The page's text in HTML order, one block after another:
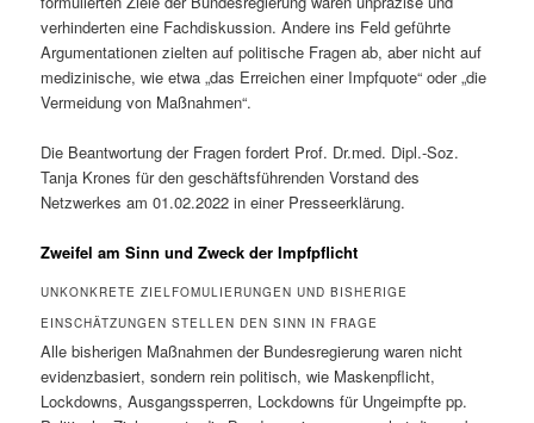
verhinderten eine Fachdiskussion. Andere ins Feld geführte
Argumentationen zielten auf politische Fragen ab, aber nicht auf
medizinische, wie etwa „das Erreichen einer Impfquote“ oder „die
Vermeidung von Maßnahmen“.
Die Beantwortung der Fragen fordert Prof. Dr.med. Dipl.-Soz.
Tanja Krones für den geschäftsführenden Vorstand des
Netzwerkes am 01.02.2022 in einer Presseerklärung.
Zweifel am Sinn und Zweck der Impfpflicht
UNKONKRETE ZIELFOMULIERUNGEN UND BISHERIGE
EINSCHÄTZUNGEN STELLEN DEN SINN IN FRAGE
Alle bisherigen Maßnahmen der Bundesregierung waren nicht
evidenzbasiert, sondern rein politisch, wie Maskenpflicht,
Lockdowns, Ausgangssperren, Lockdowns für Ungeimpfte pp.